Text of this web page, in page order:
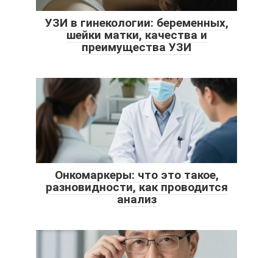
УЗИ в гинекологии: беременных,
шейки матки, качества и
преимущества УЗИ
Онкомаркеры: что это такое,
разновидности, как проводится
анализ